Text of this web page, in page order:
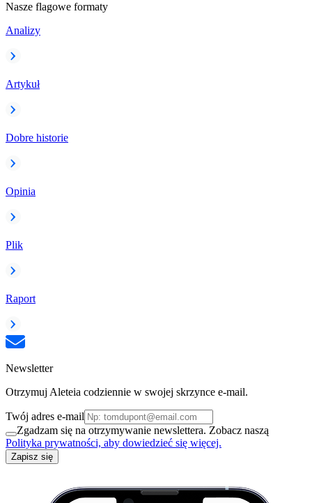
Nasze flagowe formaty
Analizy
Artykuł
Dobre historie
Opinia
Plik
Raport
Newsletter
Otrzymuj Aleteia codziennie w swojej skrzynce e-mail.
Twój adres e-mail
Zgadzam się na otrzymywanie newslettera. Zobacz naszą
Polityka prywatności, aby dowiedzieć się więcej.
Zapisz się